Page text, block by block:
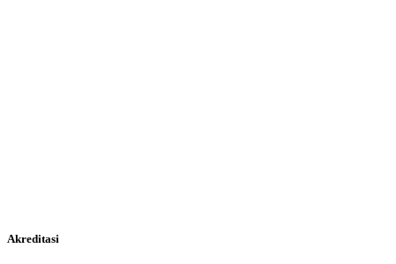
Akreditasi